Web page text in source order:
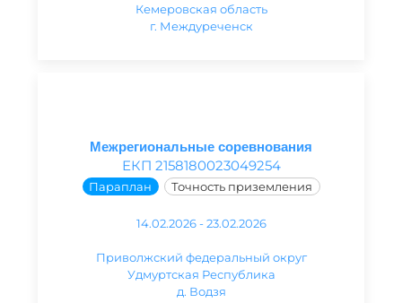
Кемеровская область
г. Междуреченск
Межрегиональные соревнования
ЕКП 2158180023049254
Параплан Точность приземления
14.02.2026 - 23.02.2026
Приволжский федеральный округ
Удмуртская Республика
д. Водзя